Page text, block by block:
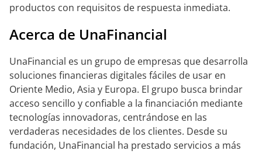
productos con requisitos de respuesta inmediata.
Acerca de UnaFinancial
UnaFinancial es un grupo de empresas que desarrolla
soluciones financieras digitales fáciles de usar en
Oriente Medio, Asia y Europa. El grupo busca brindar
acceso sencillo y confiable a la financiación mediante
tecnologías innovadoras, centrándose en las
verdaderas necesidades de los clientes. Desde su
fundación, UnaFinancial ha prestado servicios a más